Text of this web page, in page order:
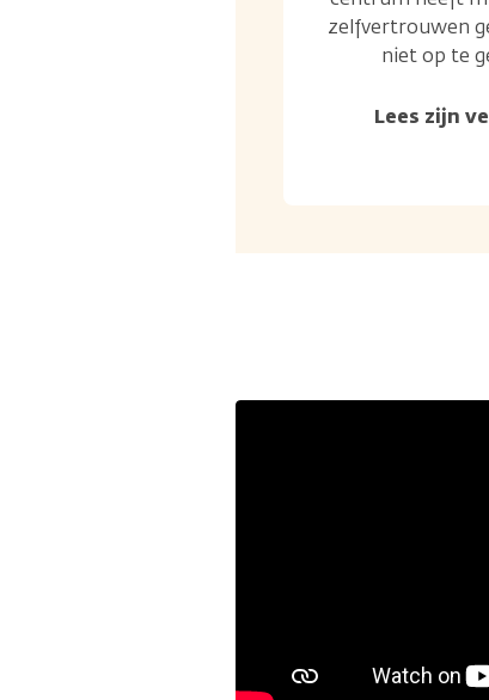
zelfvertrouwen
niet op te
Lees zijn